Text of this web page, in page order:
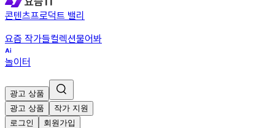
콘텐츠프로덕트 밸리
요즘 작가들컬렉션물어봐
놀이터
광고 상품
광고 상품
작가 지원
로그인
회원가입